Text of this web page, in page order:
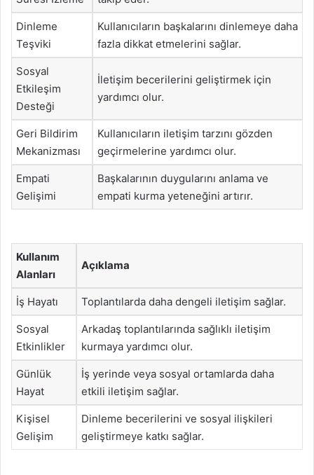
Dinleme
Teşviki
Kullanıcıların başkalarını dinlemeye daha
fazla dikkat etmelerini sağlar.
Sosyal
Etkileşim
Desteği
İletişim becerilerini geliştirmek için
yardımcı olur.
Geri Bildirim
Mekanizması
Kullanıcıların iletişim tarzını gözden
geçirmelerine yardımcı olur.
Empati
Gelişimi
Başkalarının duygularını anlama ve
empati kurma yeteneğini artırır.
Kullanım
Alanları
Açıklama
İş Hayatı Toplantılarda daha dengeli iletişim sağlar.
Sosyal
Etkinlikler
Arkadaş toplantılarında sağlıklı iletişim
kurmaya yardımcı olur.
Günlük
Hayat
İş yerinde veya sosyal ortamlarda daha
etkili iletişim sağlar.
Kişisel
Gelişim
Dinleme becerilerini ve sosyal ilişkileri
geliştirmeye katkı sağlar.